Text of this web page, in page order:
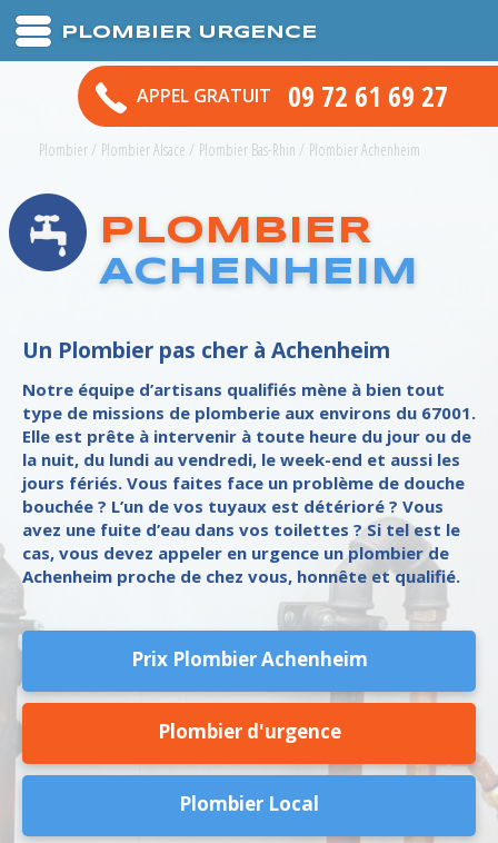
PLOMBIER URGENCE
APPEL GRATUIT 09 72 61 69 27
Plombier/ Plombier Alsace / Plombier Bas-Rhin / Plombier Achenheim
PLOMBIER
ACHENHEIM
Un Plombier pas cher à Achenheim
Notre équipe d’artisans qualifiés mène à bien tout
type de missions de plomberie aux environs du 67001.
Elle est prête à intervenir à toute heure du jour ou de
la nuit, du lundi au vendredi, le week-end et aussi les
jours fériés. Vous faites face un problème de douche
bouchée ? L’un de vos tuyaux est détérioré ? Vous
avez une fuite d’eau dans vos toilettes ? Si tel est le
cas, vous devez appeler en urgence un plombier de
Achenheim proche de chez vous, honnête et qualifié.
Prix Plombier Achenheim
Plombier d'urgence
Plombier Local